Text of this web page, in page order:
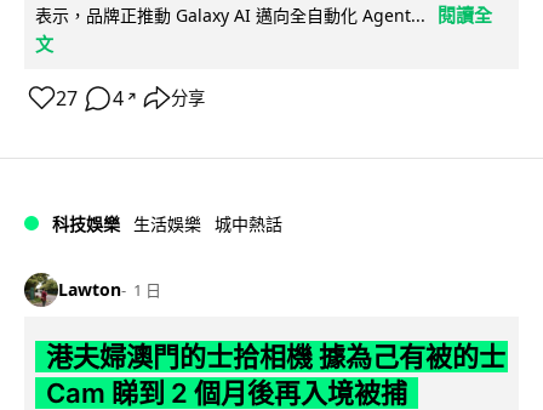
表示，品牌正推動 Galaxy AI 邁向全自動化 Agent...
閱讀全
文
27 4 ↗ 分享
科技娛樂 生活娛樂 城中熱話
Lawton 1 日
港夫婦澳門的士拾相機 據為己有被的士
Cam 睇到 2 個月後再入境被捕